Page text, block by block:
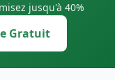
jusqu'à 40%
Gratuit